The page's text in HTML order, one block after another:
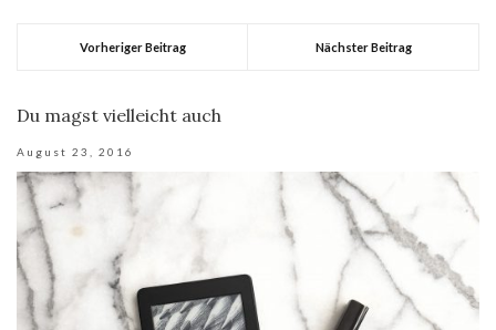
Vorheriger Beitrag Nächster Beitrag
Du magst vielleicht auch
August 23, 2016